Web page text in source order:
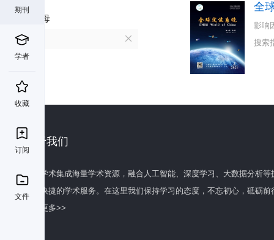
期刊
学者
收藏
订阅
文件
首字母
Q
全
影响
搜索
关于我们
百度学术集成海量学术资源，融合人工智能、深度学习、大数据分析
全面快捷的学术服务。在这里我们保持学习的态度，不忘初心，砥砺前
了解更多>>